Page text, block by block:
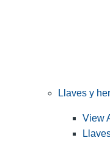
Llaves y
View